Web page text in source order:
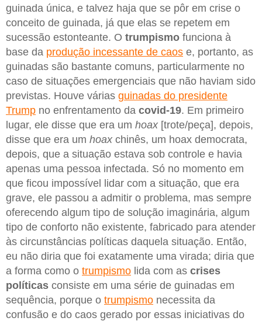
guinada única, e talvez haja que se pôr em crise o
conceito de guinada, já que elas se repetem em
sucessão estonteante. O trumpismo funciona à
base da produção incessante de caos e, portanto, as
guinadas são bastante comuns, particularmente no
caso de situações emergenciais que não haviam sido
previstas. Houve várias guinadas do presidente
Trump no enfrentamento da covid-19. Em primeiro
lugar, ele disse que era um hoax[trote/peça], depois,
disse que era um hoaxchinês, um hoax democrata,
depois, que a situação estava sob controle e havia
apenas uma pessoa infectada. Só no momento em
que ficou impossível lidar com a situação, que era
grave, ele passou a admitir o problema, mas sempre
oferecendo algum tipo de solução imaginária, algum
tipo de conforto não existente, fabricado para atender
às circunstâncias políticas daquela situação. Então,
eu não diria que foi exatamente uma virada; diria que
a forma como o trumpismo lida com as crises
políticas consiste em uma série de guinadas em
sequência, porque o trumpismo necessita da
confusão e do caos gerado por essas iniciativas do